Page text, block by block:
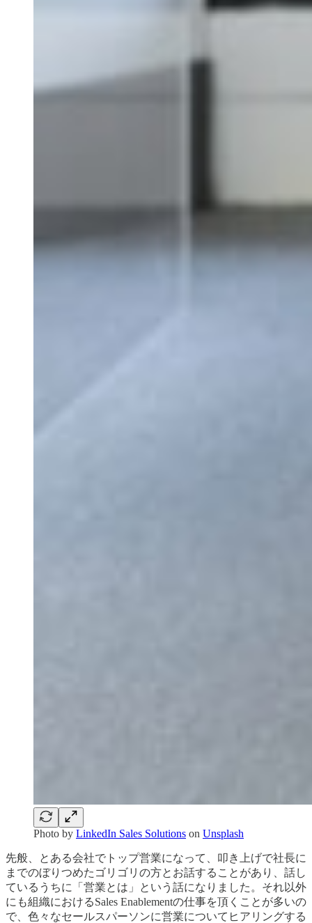
Photo by LinkedIn Sales Solutions on Unsplash
先般、とある会社でトップ営業になって、叩き上げで社長に
までのぼりつめたゴリゴリの方とお話することがあり、話し
ているうちに「営業とは」という話になりました。それ以外
にも組織におけるSales Enablementの仕事を頂くことが多いの
で、色々なセールスパーソンに営業についてヒアリングする